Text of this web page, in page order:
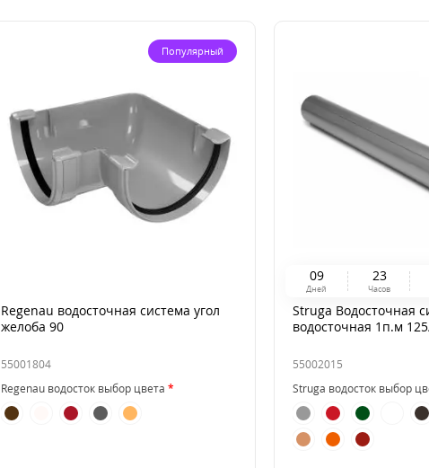
Популярный
Regenau водосточная система угол
желоба 90
55001804
Regenau водосток выбор цвета
09
Дней
23
Часов
Struga Водосточная
водосточная 1п.м
55002015
Struga водосток выбор